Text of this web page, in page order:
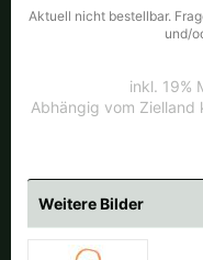
Aktuell nicht bestellbar.
und/
inkl. 19%
Abhängig vom Zielland
Weitere Bilder